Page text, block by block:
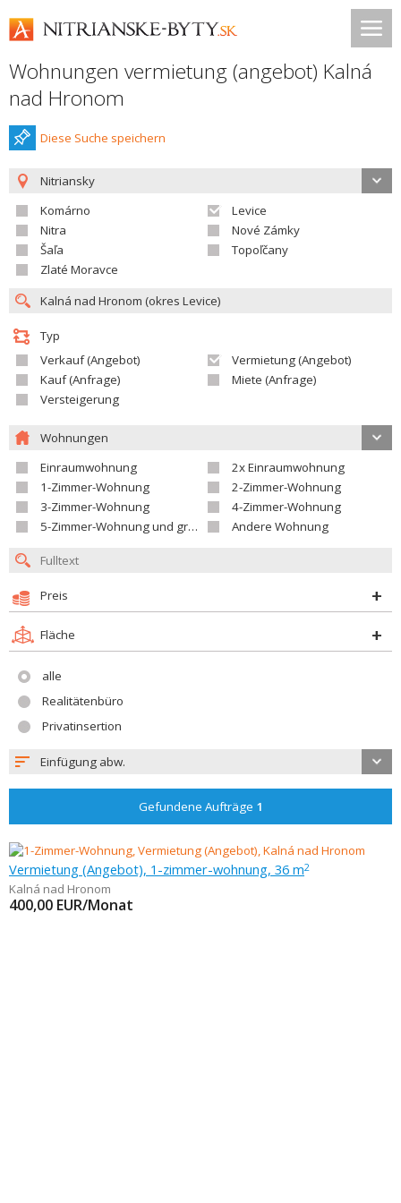
Wohnungen vermietung (angebot) Kalná
nad Hronom
Diese Suche speichern
Nitriansky
Komárno
Levice
Nitra
Nové Zámky
Šaľa
Topoľčany
Zlaté Moravce
Typ
Verkauf (Angebot)
Vermietung (Angebot)
Kauf (Anfrage)
Miete (Anfrage)
Versteigerung
Wohnungen
Einraumwohnung
2x Einraumwohnung
1-Zimmer-Wohnung
2-Zimmer-Wohnung
3-Zimmer-Wohnung
4-Zimmer-Wohnung
5-Zimmer-Wohnung und größer
Andere Wohnung
Preis
Fläche
alle
Realitätenbüro
Privatinsertion
Einfügung abw.
Gefundene Aufträge 1
Vermietung (Angebot), 1-zimmer-wohnung, 36 m2
Kalná nad Hronom
400,00 EUR/Monat